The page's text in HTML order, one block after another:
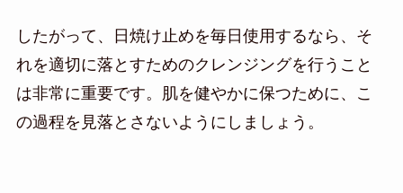
したがって、日焼け止めを毎日使用するなら、そ
れを適切に落とすためのクレンジングを行うこと
は非常に重要です。肌を健やかに保つために、こ
の過程を見落とさないようにしましょう。